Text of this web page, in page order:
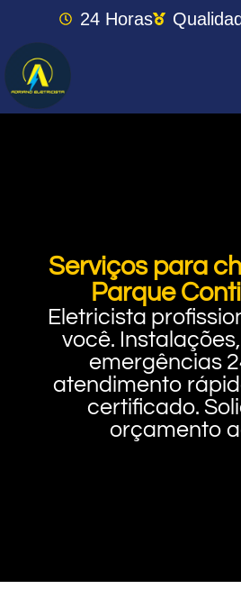
24 Horas
Serviços para
Parque
Eletricista
você.
emergências
atendimento
certificado.
orçamento